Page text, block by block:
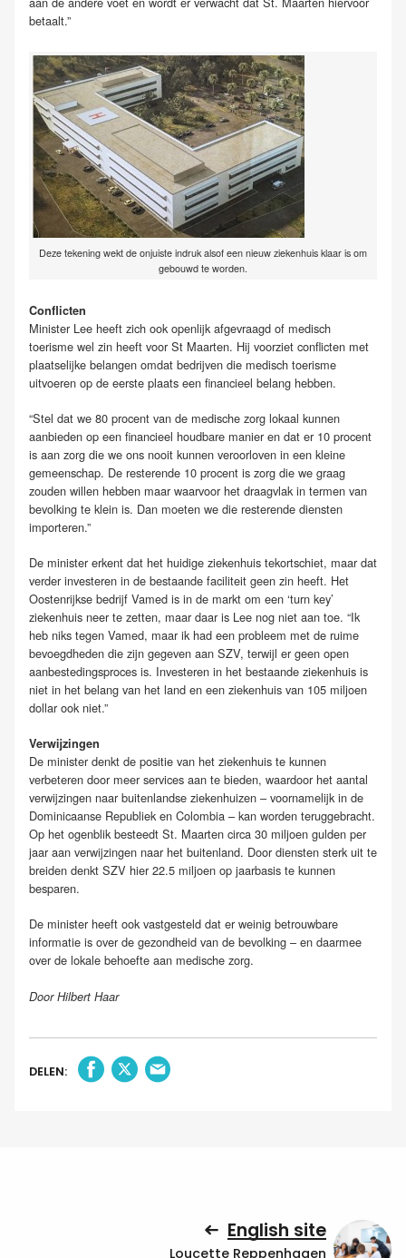
betaalt.”
Deze tekening wekt de onjuiste indruk alsof een nieuw ziekenhuis klaar is om
gebouwd te worden.
Conflicten
Minister Lee heeft zich ook openlijk afgevraagd of medisch
toerisme wel zin heeft voor St Maarten. Hij voorziet conflicten met
plaatselijke belangen omdat bedrijven die medisch toerisme
uitvoeren op de eerste plaats een financieel belang hebben.
“Stel dat we 80 procent van de medische zorg lokaal kunnen
aanbieden op een financieel houdbare manier en dat er 10 procent
is aan zorg die we ons nooit kunnen veroorloven in een kleine
gemeenschap. De resterende 10 procent is zorg die we graag
zouden willen hebben maar waarvoor het draagvlak in termen van
bevolking te klein is. Dan moeten we die resterende diensten
importeren.”
De minister erkent dat het huidige ziekenhuis tekortschiet, maar dat
verder investeren in de bestaande faciliteit geen zin heeft. Het
Oostenrijkse bedrijf Vamed is in de markt om een ‘turn key’
ziekenhuis neer te zetten, maar daar is Lee nog niet aan toe. “Ik
heb niks tegen Vamed, maar ik had een probleem met de ruime
bevoegdheden die zijn gegeven aan SZV, terwijl er geen open
aanbestedingsproces is. Investeren in het bestaande ziekenhuis is
niet in het belang van het land en een ziekenhuis van 105 miljoen
dollar ook niet.”
Verwijzingen
De minister denkt de positie van het ziekenhuis te kunnen
verbeteren door meer services aan te bieden, waardoor het aantal
verwijzingen naar buitenlandse ziekenhuizen – voornamelijk in de
Dominicaanse Republiek en Colombia – kan worden teruggebracht.
Op het ogenblik besteedt St. Maarten circa 30 miljoen gulden per
jaar aan verwijzingen naar het buitenland. Door diensten sterk uit te
breiden denkt SZV hier 22.5 miljoen op jaarbasis te kunnen
besparen.
De minister heeft ook vastgesteld dat er weinig betrouwbare
informatie is over de gezondheid van de bevolking – en daarmee
over de lokale behoefte aan medische zorg.
Door Hilbert Haar
DELEN:
English site
Loucette Reppenhagen